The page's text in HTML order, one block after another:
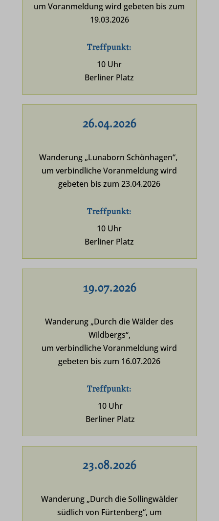
um Voranmeldung wird gebeten bis zum
19.03.2026
Treffpunkt:
10 Uhr
Berliner Platz
26.04.2026
Wanderung „Lunaborn Schönhagen“,
um verbindliche Voranmeldung wird
gebeten bis zum 23.04.2026
Treffpunkt:
10 Uhr
Berliner Platz
19.07.2026
Wanderung „Durch die Wälder des
Wildbergs“,
um verbindliche Voranmeldung wird
gebeten bis zum 16.07.2026
Treffpunkt:
10 Uhr
Berliner Platz
23.08.2026
Wanderung „Durch die Sollingwälder
südlich von Fürtenberg“, um